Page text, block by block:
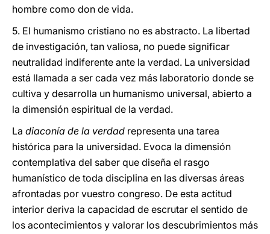
hombre como don de vida.
5. El humanismo cristiano no es abstracto. La libertad
de investigación, tan valiosa, no puede significar
neutralidad indiferente ante la verdad. La universidad
está llamada a ser cada vez más laboratorio donde se
cultiva y desarrolla un humanismo universal, abierto a
la dimensión espiritual de la verdad.
La diaconía de la verdad representa una tarea
histórica para la universidad. Evoca la dimensión
contemplativa del saber que diseña el rasgo
humanístico de toda disciplina en las diversas áreas
afrontadas por vuestro congreso. De esta actitud
interior deriva la capacidad de escrutar el sentido de
los acontecimientos y valorar los descubrimientos más